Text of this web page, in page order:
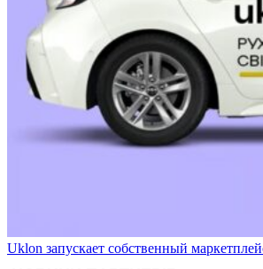
Uklon запускает собственный